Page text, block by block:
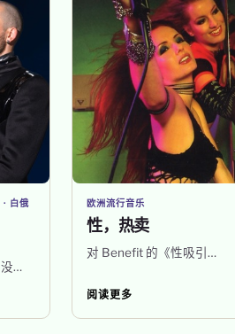
白俄
没…
性，热卖
欧洲流行音乐
对 Benefit 的《性吸引…
阅读更多